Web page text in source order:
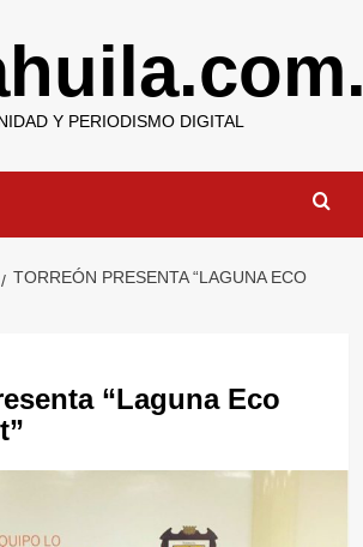
Y PERIODISMO DIGITAL
TORREÓN PRESENTA “LAGUNA ECO
“Laguna Eco